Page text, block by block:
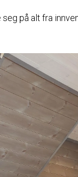
på alt fra